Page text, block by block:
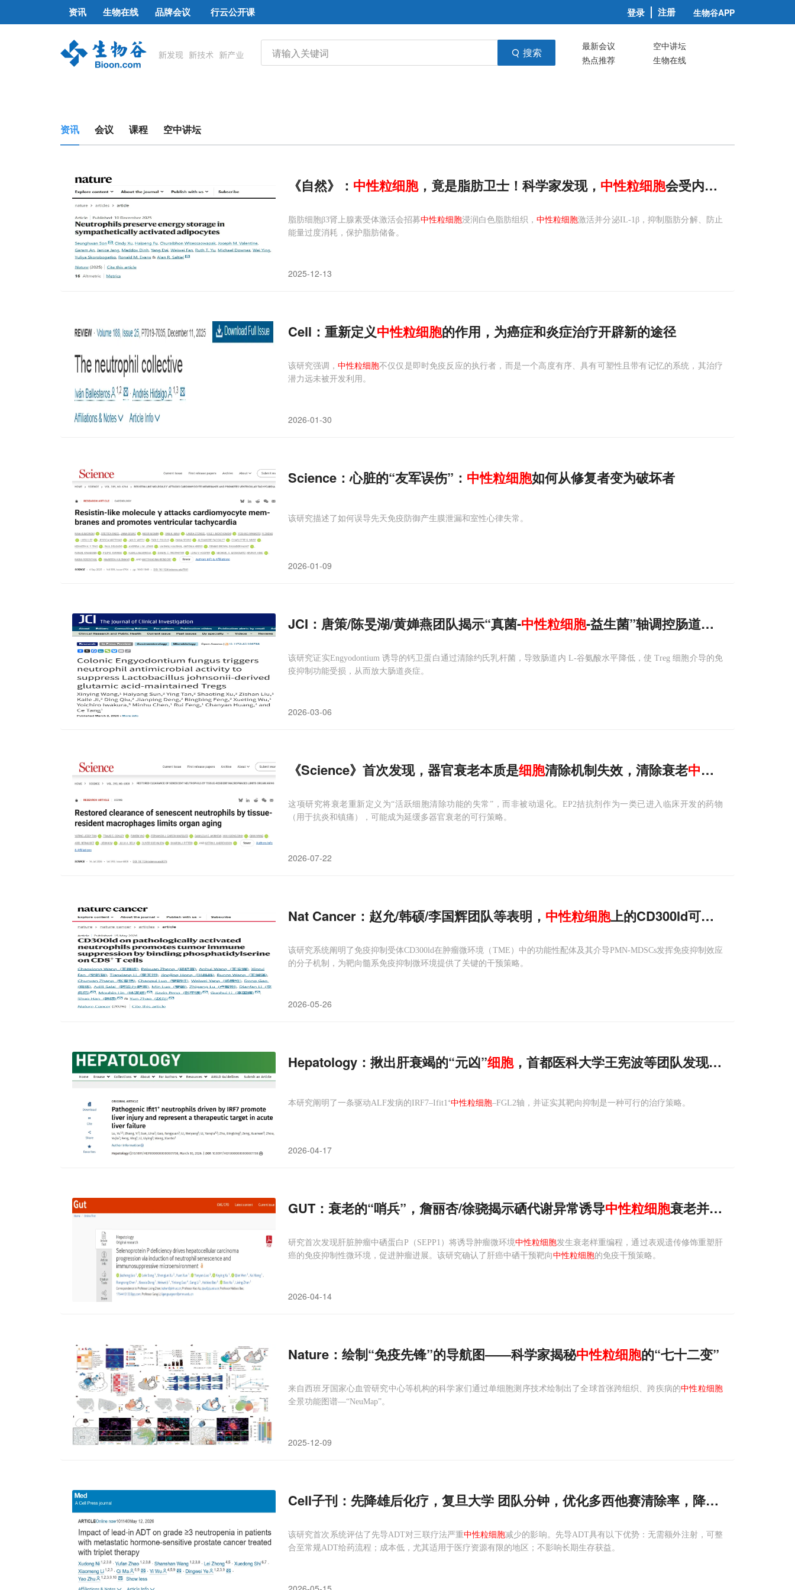
资讯 生物在线 品牌会议 行云公开课 登录 注册 生物谷APP
搜索 最新会议
空中讲坛
热点推荐
生物在线
资讯 会议 课程 空中讲坛
《自然》： 中性粒细胞，竟是脂肪卫士！科学家发现， 中性粒细胞会受内脏脂肪召唤，
脂肪细胞β3肾上腺素受体激活会招募中性粒细胞浸润白色脂肪组织， 中性粒细胞激活并分泌IL-1β，抑制脂肪分解、防止
能量过度消耗，保护脂肪储备。
2025-12-13
Cell：重新定义中性粒细胞的作用，为癌症和炎症治疗开辟新的途径
该研究强调， 中性粒细胞不仅仅是即时免疫反应的执行者，而是一个高度有序、具有可塑性且带有记忆的系统，其治疗
潜力远未被开发利用。
2026-01-30
Science：心脏的“友军误伤”： 中性粒细胞如何从修复者变为破坏者
该研究描述了如何误导先天免疫防御产生膜泄漏和室性心律失常。
2026-01-09
JCI：唐策/陈旻湖/黄婵燕团队揭示“真菌-中性粒细胞-益生菌”轴调控肠道炎症机制
该研究证实Engyodontium 诱导的钙卫蛋白通过清除约氏乳杆菌，导致肠道内 L-谷氨酸水平降低，使 Treg 细胞介导的免
疫抑制功能受损，从而放大肠道炎症。
2026-03-06
《Science》首次发现，器官衰老本质是细胞清除机制失效，清除衰老中性
这项研究将衰老重新定义为“活跃细胞清除功能的失常”，而非被动退化。EP2拮抗剂作为一类已进入临床开发的药物
（用于抗炎和镇痛），可能成为延缓多器官衰老的可行策略。
2026-07-22
Nat Cancer：赵允/韩硕/李国辉团队等表明， 中性粒细胞上的CD300ld可以直接“黏住”
该研究系统阐明了免疫抑制受体CD300ld在肿瘤微环境（TME）中的功能性配体及其介导PMN-MDSCs发挥免疫抑制效应
的分子机制，为靶向髓系免疫抑制微环境提供了关键的干预策略。
2026-05-26
Hepatology：揪出肝衰竭的“元凶”细胞，首都医科大学王宪波等团队发现Ifit1⁺
本研究阐明了一条驱动ALF发病的IRF7–Ifit1⁺中性粒细胞–FGL2轴，并证实其靶向抑制是一种可行的治疗策略。
2026-04-17
GUT：衰老的“哨兵”，詹丽杏/徐骁揭示硒代谢异常诱导中性粒细胞衰老并重塑肝癌免疫
研究首次发现肝脏肿瘤中硒蛋白P（SEPP1）将诱导肿瘤微环境中性粒细胞发生衰老样重编程，通过表观遗传修饰重塑肝
癌的免疫抑制性微环境，促进肿瘤进展。该研究确认了肝癌中硒干预靶向中性粒细胞的免疫干预策略。
2026-04-14
Nature：绘制“免疫先锋”的导航图——科学家揭秘中性粒细胞的“七十二变”
来自西班牙国家心血管研究中心等机构的科学家们通过单细胞测序技术绘制出了全球首张跨组织、跨疾病的中性粒细胞
全景功能图谱—“NeuMap”。
2025-12-09
Cell子刊：先降雄后化疗，复旦大学 团队分钟，优化多西他赛清除率，降低三联疗法严
该研究首次系统评估了先导ADT对三联疗法严重中性粒细胞减少的影响。先导ADT具有以下优势：无需额外注射，可整
合至常规ADT给药流程；成本低，尤其适用于医疗资源有限的地区；不影响长期生存获益。